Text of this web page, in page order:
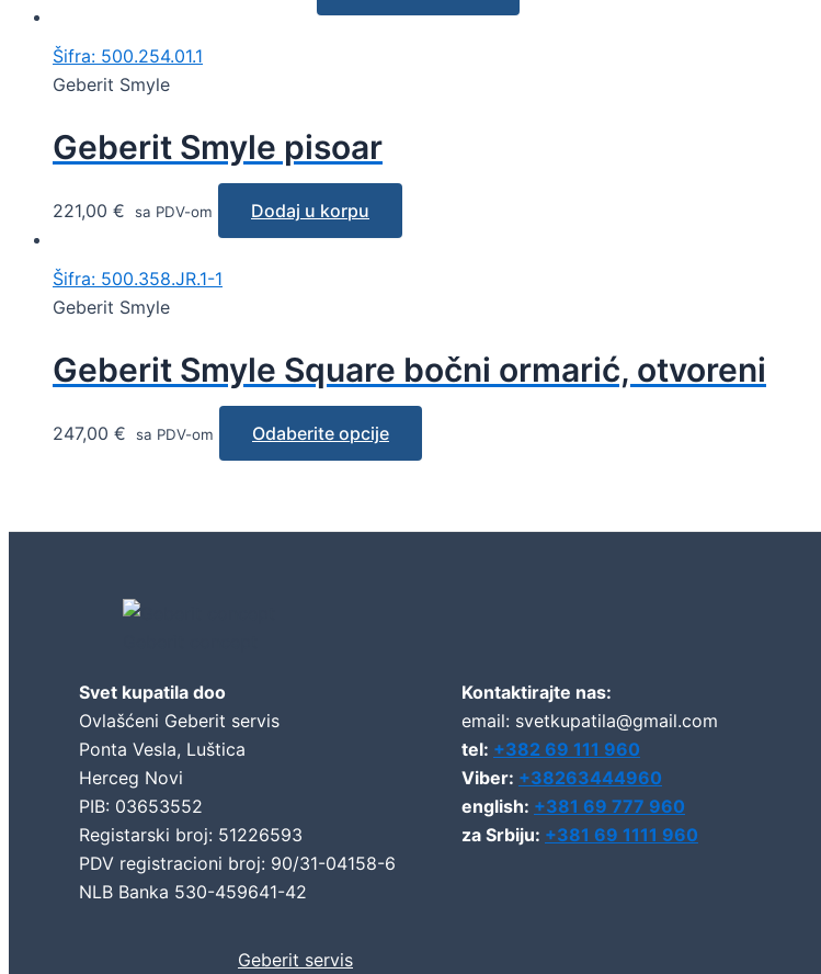
Šifra: 500.254.01.1
Geberit Smyle
Geberit Smyle pisoar
221,00 € sa PDV-om Dodaj u korpu
Šifra: 500.358.JR.1-1
Geberit Smyle
Geberit Smyle Square bočni ormarić, otvoreni
247,00 € sa PDV-om Odaberite opcije
Svet kupatila doo
Ovlašćeni Geberit servis
Ponta Vesla, Luštica
Herceg Novi
PIB: 03653552
Registarski broj: 51226593
PDV registracioni broj: 90/31-04158-6
NLB Banka 530-459641-42
Kontaktirajte nas:
email: svetkupatila@gmail.com
tel: +382 69 111 960
Viber: +38263444960
english: +381 69 777 960
za Srbiju: +381 69 1111 960
Geberit servis